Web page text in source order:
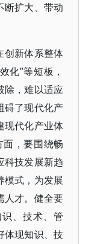
断扩大、带动
创新体系整体
化”等短板，
除，难以适应
碍了现代化产
现代化产业体
面，要围绕畅
科技发展新趋
模式，为发展
人才。健全要
、技术、管
体现知识、技